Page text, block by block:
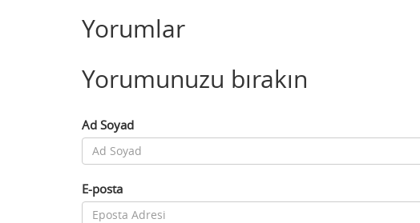
Yorumlar
Yorumunuzu bırakın
Ad Soyad
E-posta